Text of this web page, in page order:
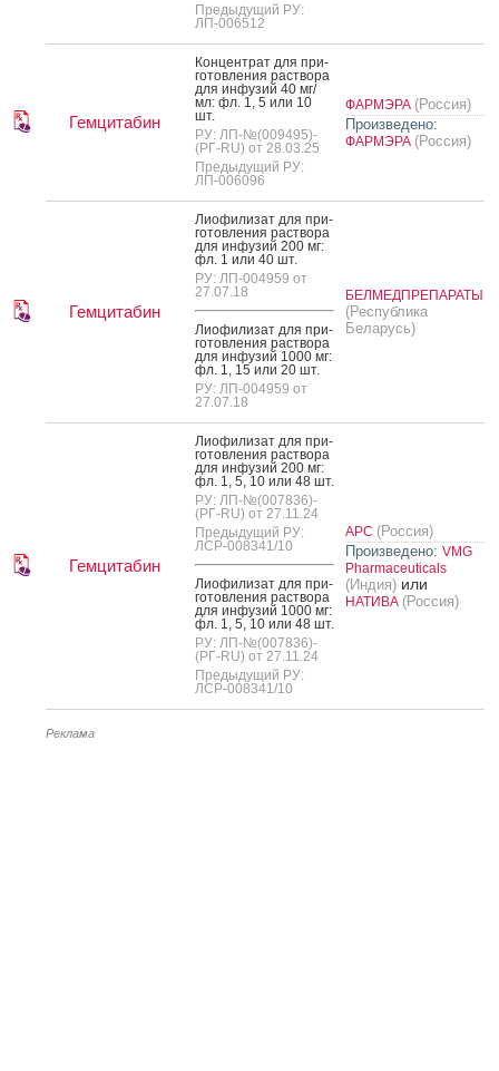
Предыдущий РУ:
ЛП-006512
Гемцитабин
Кон­цен­трат для при­
готов­ле­ния рас­тво­ра
для ин­фу­зий 40 мг/
мл: фл. 1, 5 или 10
шт.
РУ: ЛП-№(009495)-
(РГ-RU) от 28.03.25
Предыдущий РУ:
ЛП-006096
ФАРМЭРА (Россия)
Произведено:
ФАРМЭРА (Россия)
Гемцитабин
Ли­офи­лизат для при­
готов­ле­ния рас­тво­ра
для ин­фу­зий 200 мг:
фл. 1 или 40 шт.
РУ: ЛП-004959 от
27.07.18
Ли­офи­лизат для при­
готов­ле­ния рас­тво­ра
для ин­фу­зий 1000 мг:
фл. 1, 15 или 20 шт.
РУ: ЛП-004959 от
27.07.18
БЕЛМЕДПРЕПАРАТЫ
(Республика
Беларусь)
Гемцитабин
Ли­офи­лизат для при­
готов­ле­ния рас­тво­ра
для ин­фу­зий 200 мг:
фл. 1, 5, 10 или 48 шт.
РУ: ЛП-№(007836)-
(РГ-RU) от 27.11.24
Предыдущий РУ:
ЛСР-008341/10
Ли­офи­лизат для при­
готов­ле­ния рас­тво­ра
для ин­фу­зий 1000 мг:
фл. 1, 5, 10 или 48 шт.
РУ: ЛП-№(007836)-
(РГ-RU) от 27.11.24
Предыдущий РУ:
ЛСР-008341/10
АРС (Россия)
Произведено: VMG
Pharmaceuticals
(Индия) или
НАТИВА (Россия)
Реклама